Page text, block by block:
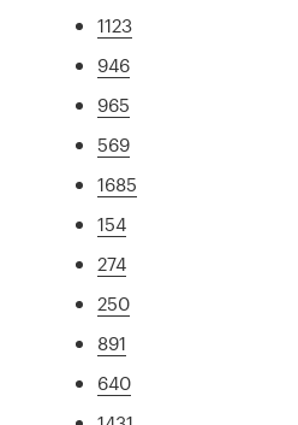
1123
946
965
569
1685
154
274
250
891
640